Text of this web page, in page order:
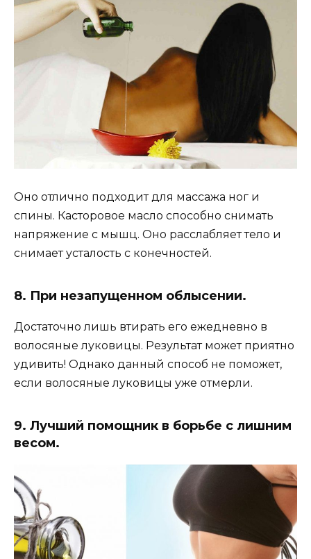
Оно отлично подходит для массажа ног и
спины. Касторовое масло способно снимать
напряжение с мышц. Оно расслабляет тело и
снимает усталость с конечностей.
8. При незапущенном облысении.
Достаточно лишь втирать его ежедневно в
волосяные луковицы. Результат может приятно
удивить! Однако данный способ не поможет,
если волосяные луковицы уже отмерли.
9. Лучший помощник в борьбе с лишним
весом.